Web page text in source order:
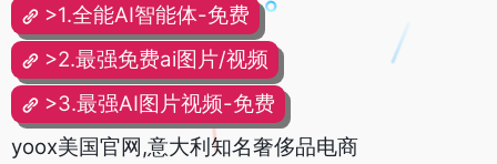
>1.全能AI智能体-免费
>2.最强免费ai图片/视频
>3.最强AI图片视频-免费
yoox美国官网,意大利知名奢侈品电商